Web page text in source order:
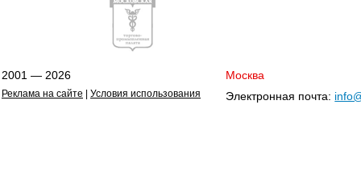
2001 — 2026
Реклама на сайте Условия использования
Москва
Электронная почта: